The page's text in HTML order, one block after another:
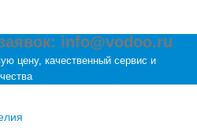
info@vodoo.ru
цену, качественный сервис и